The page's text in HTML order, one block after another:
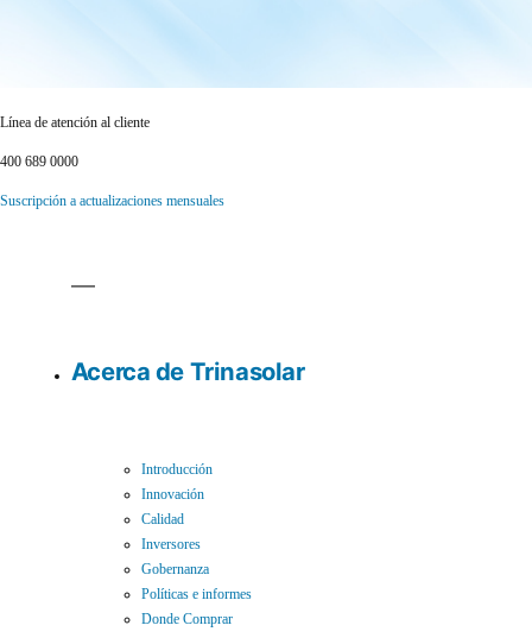
Línea de atención al cliente
400 689 0000
Suscripción a actualizaciones mensuales
Acerca de Trinasolar
Introducción
Innovación
Calidad
Inversores
Gobernanza
Políticas e informes
Donde Comprar